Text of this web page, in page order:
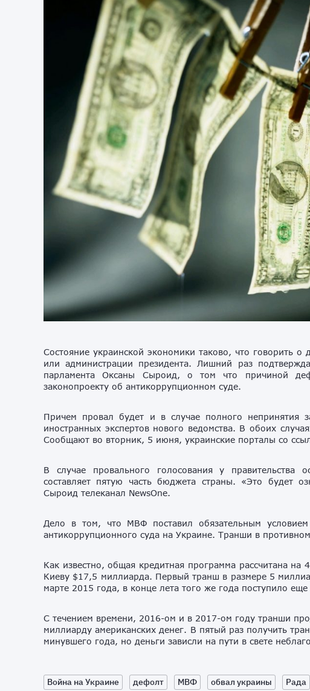
Состояние украинской экономики таково, что говорить
или администрации президента. Лишний раз
парламента Оксаны Сыроид, о том что причиной
законопроекту об антикоррупционном суде.
Причем провал будет и в случае полного непринятия
иностранных экспертов нового ведомства. В обоих
Сообщают во вторник, 5 июня, украинские порталы со
В случае провального голосования у правительства
составляет пятую часть бюджета страны. «Это будет
Сыроид телеканал NewsOne.
Дело в том, что МВФ поставил обязательным
антикоррупционного суда на Украине. Транши в противном
Как известно, общая кредитная программа рассчитана
Киеву $17,5 миллиарда. Первый транш в размере 5
марте 2015 года, в конце лета того же года поступило
С течением времени, 2016-ом и в 2017-ом году транши
миллиарду американских денег. В пятый раз получить
минувшего года, но деньги зависли на пути в свете
Война на Украине дефолт МВФ обвал украины Рада